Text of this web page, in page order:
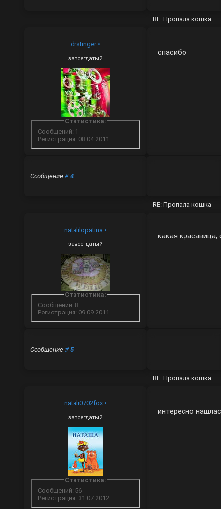
RE: Пропала кошка
drstinger •
завсегдатый
Статистика:
Сообщений: 1
Регистрация: 08.04.2011
спасибо
Сообщение#4
RE: Пропала кошка
natalilopatina •
завсегдатый
Статистика:
Сообщений: 8
Регистрация: 09.09.2011
какая
Сообщение#5
RE: Пропала кошка
natali0702fox •
завсегдатый
Статистика:
Сообщений: 56
Регистрация: 31.07.2012
интересно